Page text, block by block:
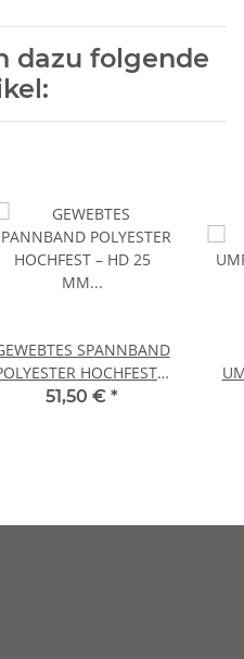
dazu folgende
SPANNBAND
HOCHFEST –
HD 25 MM – 400 M
51,50 € *